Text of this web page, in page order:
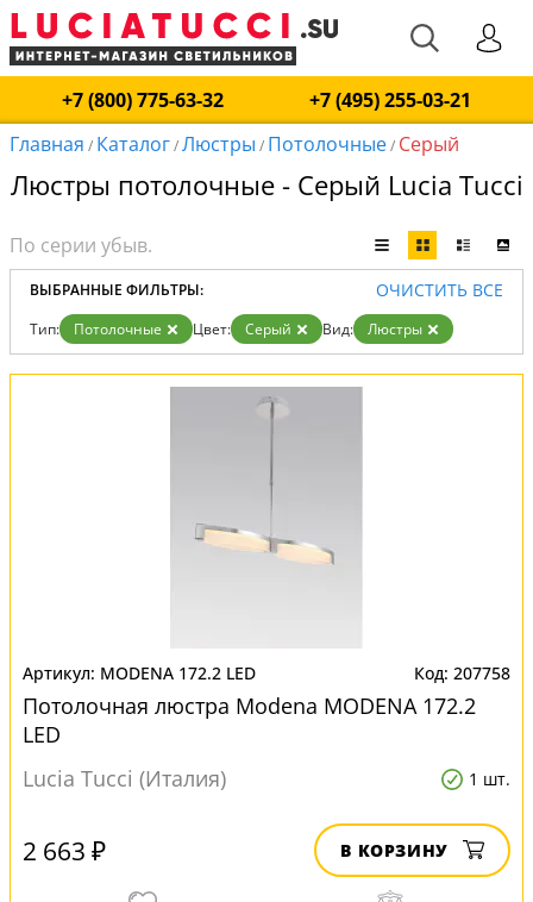
+7 (800) 775-63-32
+7 (495) 255-03-21
Главная / Каталог/Люстры / Потолочные/ Серый
Люстры потолочные - Серый Lucia Tucci
ВЫБРАННЫЕ ФИЛЬТРЫ: ОЧИСТИТЬ ВСЕ
Тип: Потолочные Цвет: Серый Вид: Люстры
MODENA 172.2 LED 207758
Потолочная люстра Modena MODENA 172.2
LED
Lucia Tucci (Италия)
1 шт.
2 663 ₽ В КОРЗИНУ